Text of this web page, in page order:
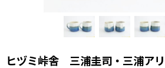
ヒヅミ峠舎 三浦圭司・三浦アリ